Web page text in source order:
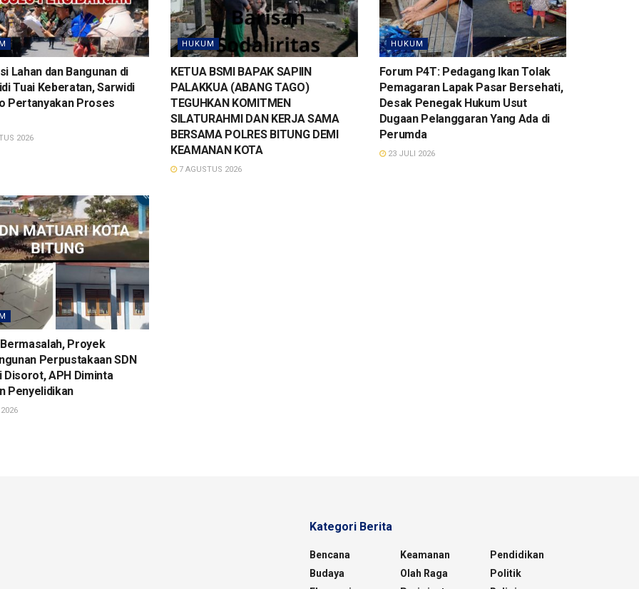
Lahan dan Bangunan di
Tuai Keberatan, Sarwidi
Pertanyakan Proses
2026
HUKUM
KETUA BSMI BAPAK SAPIIN
PALAKKUA (ABANG TAGO)
TEGUHKAN KOMITMEN
SILATURAHMI DAN KERJA SAMA
BERSAMA POLRES BITUNG DEMI
KEAMANAN KOTA
7 AGUSTUS 2026
HUKUM
Forum P4T: Pedagang Ikan Tolak
Pemagaran Lapak Pasar Bersehati,
Desak Penegak Hukum Usut
Dugaan Pelanggaran Yang Ada di
Perumda
23 JULI 2026
Proyek
Perpustakaan SDN
Disorot, APH Diminta
Penyelidikan
Kategori Berita
Bencana
Budaya
Keamanan
Olah Raga
Pendidikan
Politik